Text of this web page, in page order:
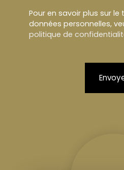
Pour en savoir plus sur
données personnelles,
politique de